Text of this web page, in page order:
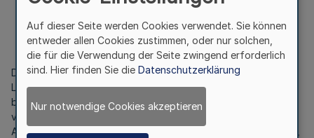
Artikel 1
Die Verordnung über die Ausbildung und Prüfung für die
Laufbahn des gehobenen Vollzugs- und Verwaltungsdienstes
bei Justizvollzugsanstalten des Landes Nordrhein-Westfalen
vom 19. April 2004 (
Artikel 3 der Verordnung vom 20. März 2013 (
Auf dieser Seite werden Cookies verwendet. Sie können
entweder allen Cookies zustimmen, oder nur solchen,
die für die Verwendung der Seite zwingend erforderlich
sind. Hier finden Sie die Datenschutzerklärung
Nur notwendige Cookies akzeptieren